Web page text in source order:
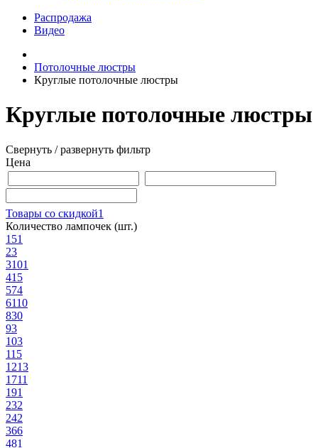
Распродажа
Видео
Потолочные люстры
Круглые потолочные люстры
Круглые потолочные люстры
Свернуть / развернуть фильтр
Цена
Товары со скидкой1
Количество лампочек (шт.)
1 51
23
3101
415
574
6110
830
93
103
11 5
1213
1711
191
232
242
366
481